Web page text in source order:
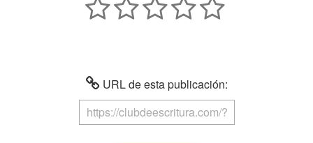
URL de esta publicación: